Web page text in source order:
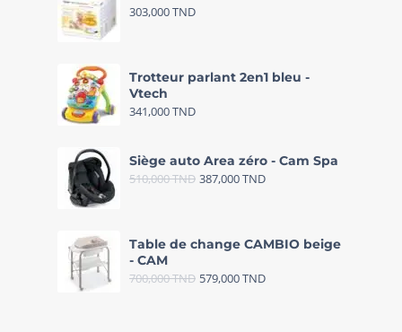
303,000TND
Trotteur parlant 2en1 bleu -
Vtech
341,000TND
Siège auto Area zéro - Cam Spa
510,000TND 387,000TND
Table de change CAMBIO beige
- CAM
700,000TND 579,000TND